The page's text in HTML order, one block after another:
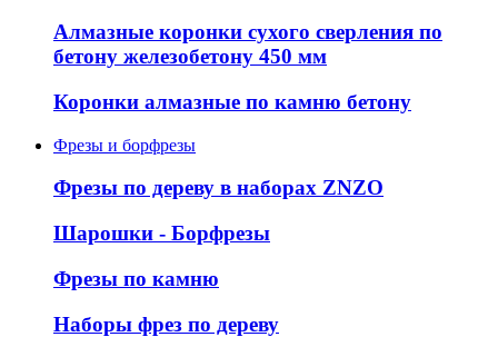
Алмазные коронки сухого сверления по
бетону железобетону 450 мм
Коронки алмазные по камню бетону
Фрезы и борфрезы
Фрезы по дереву в наборах ZNZO
Шарошки - Борфрезы
Фрезы по камню
Наборы фрез по дереву